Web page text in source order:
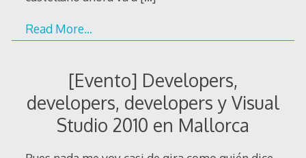
Read More…
[Evento] Developers,
developers, developers y Visual
Studio 2010 en Mallorca